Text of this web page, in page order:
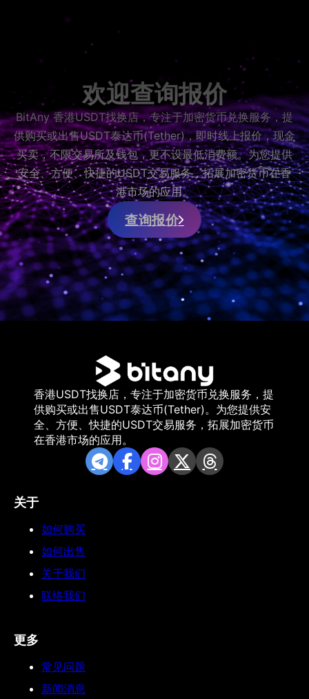
欢迎查询报价
BitAny 香港USDT找换店，专注于加密货币兑换服务，提
供购买或出售USDT泰达币(Tether)，即时线上报价，现金
买卖，不限交易所及钱包，更不设最低消费额。为您提供
安全、方便、快捷的USDT交易服务，拓展加密货币在香
港市场的应用。
查询报价
香港USDT找换店，专注于加密货币兑换服务，提
供购买或出售USDT泰达币(Tether)。为您提供安
全、方便、快捷的USDT交易服务，拓展加密货币
在香港市场的应用。
关于
如何购买
如何出售
关于我们
联络我们
更多
常见问题
新闻消息